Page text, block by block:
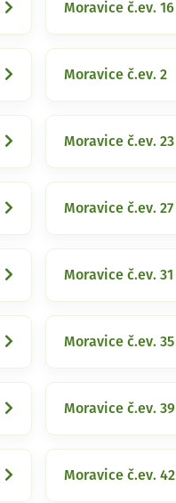
Moravice č.ev. 16
Moravice č.ev. 2
Moravice č.ev. 23
Moravice č.ev. 27
Moravice č.ev. 31
Moravice č.ev. 35
Moravice č.ev. 39
Moravice č.ev. 42